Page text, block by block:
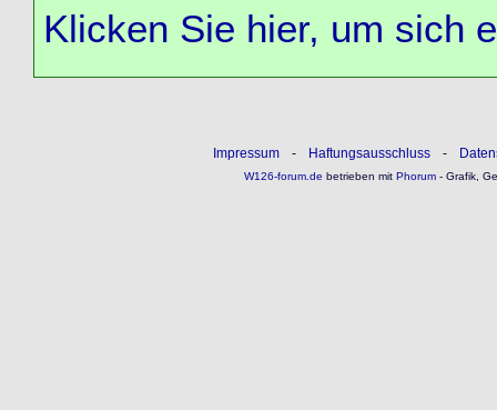
Klicken Sie hier, um sich
Impressum - Haftungsausschluss -
W126-forum.de betrieben mitPhorum- Grafik,